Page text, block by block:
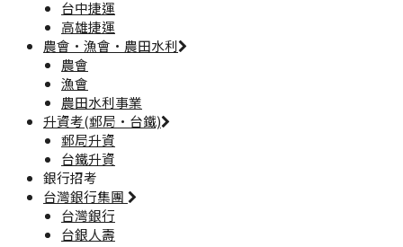
台中捷運
高雄捷運
農會·漁會·農田水利
農會
漁會
農田水利事業
升資考(郵局·台鐵)
郵局升資
台鐵升資
銀行招考
台灣銀行集團
台灣銀行
台銀人壽